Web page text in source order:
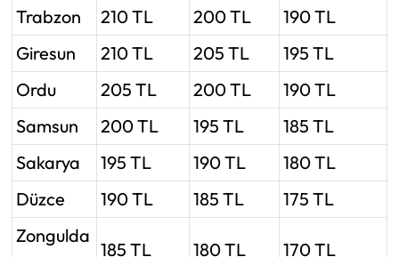
Trabzon
210 TL 200 TL
190 TL
Giresun
210 TL 205 TL
195 TL
Ordu
205 TL 200 TL
190 TL
Samsun
200 TL 195 TL
185 TL
Sakarya
195 TL 190 TL
180 TL
Düzce
190 TL 185 TL
175 TL
Zongulda
185 TL 180 TL 170 TL